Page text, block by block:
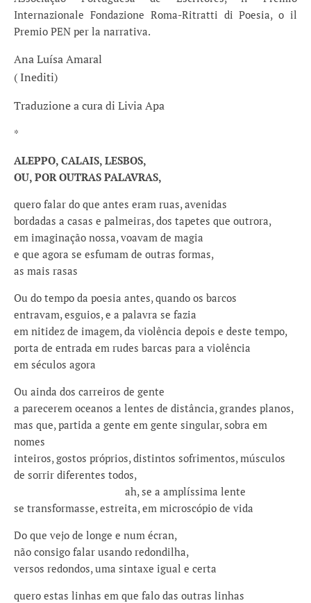
Internazionale Fondazione Roma-Ritratti di Poesia, o il
Premio PEN per la narrativa.
Ana Luísa Amaral
( Inediti)
Traduzione a cura di Livia Apa
*
ALEPPO, CALAIS, LESBOS,
OU, POR OUTRAS PALAVRAS,
quero falar do que antes eram ruas, avenidas
bordadas a casas e palmeiras, dos tapetes que outrora,
em imaginação nossa, voavam de magia
e que agora se esfumam de outras formas,
as mais rasas
Ou do tempo da poesia antes, quando os barcos
entravam, esguios, e a palavra se fazia
em nitidez de imagem, da violência depois e deste tempo,
porta de entrada em rudes barcas para a violência
em séculos agora
Ou ainda dos carreiros de gente
a parecerem oceanos a lentes de distância, grandes planos,
mas que, partida a gente em gente singular, sobra em
nomes
inteiros, gostos próprios, distintos sofrimentos, músculos
de sorrir diferentes todos,
ah, se a amplíssima lente
se transformasse, estreita, em microscópio de vida
Do que vejo de longe e num écran,
não consigo falar usando redondilha,
versos redondos, uma sintaxe igual e certa
quero estas linhas em que falo das outras linhas